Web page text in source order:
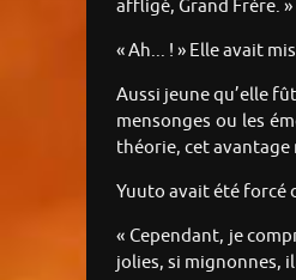
affligé, Grand Frère. »
« Ah... ! » Elle avait
Aussi jeune qu’elle
mensonges ou les
théorie, cet avantage
Yuuto avait été forcé
« Cependant, je
jolies, si mignonnes,